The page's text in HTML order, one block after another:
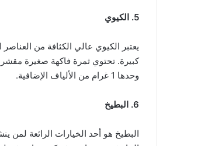
5. الكيوي
وحدها 1 غرام من الألياف الإضافية.
6. البطيخ
البطيخ هو أحد الخيارات الرائعة لمن